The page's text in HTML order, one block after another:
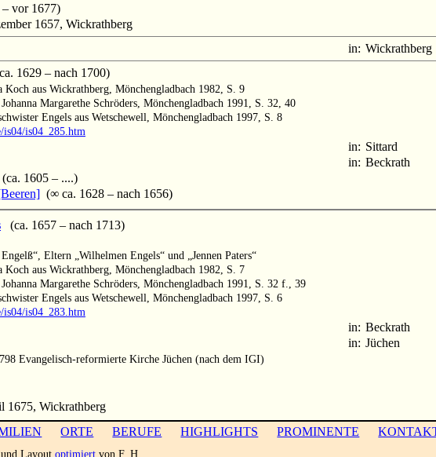
– vor 1677)
1657, Wickrathberg
in: Wickrathberg
1629 – nach 1700)
aus Wickrathberg, Mönchengladbach 1982, S. 9
Margarethe Schröders, Mönchengladbach 1991, S. 32, 40
Engels aus Wetschewell, Mönchengladbach 1997, S. 8
is04_285.htm
in: Sittard
in: Beckrath
(ca. 1605 – ....)
(∞ ca. 1628 – nach 1656)
(ca. 1657 – nach 1713)
Eltern „Wilhelmen Engels“ und „Jennen Paters“
aus Wickrathberg, Mönchengladbach 1982, S. 7
Margarethe Schröders, Mönchengladbach 1991, S. 32 f., 39
Engels aus Wetschewell, Mönchengladbach 1997, S. 6
is04_283.htm
in: Beckrath
in: Jüchen
Evangelisch-reformierte Kirche Jüchen (nach dem IGI)
1675, Wickrathberg
ORTE BERUFE HIGHLIGHTS PROMINENTE
und Layoutoptimiert von F. H.